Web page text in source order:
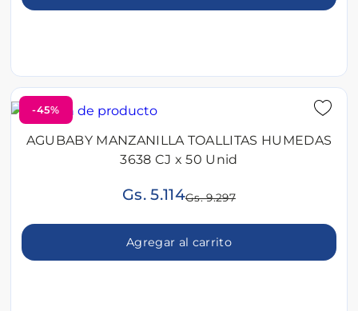
-45%
AGUBABY MANZANILLA TOALLITAS HUMEDAS
3638 CJ x 50 Unid
Gs. 5.114Gs. 9.297
Agregar al carrito